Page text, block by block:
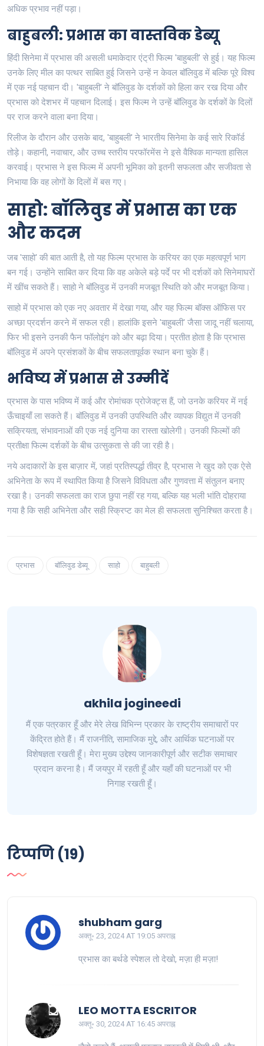
अधिक प्रभाव नहीं पड़ा।
बाहुबली: प्रभास का वास्तविक डेब्यू
हिंदी सिनेमा में प्रभास की असली धमाकेदार एंट्री फिल्म 'बाहुबली' से हुई। यह फिल्म
उनके लिए मील का पत्थर साबित हुई जिसने उन्हें न केवल बॉलिवुड में बल्कि पूरे विश्व
में एक नई पहचान दी। 'बाहुबली' ने बॉलिवुड के दर्शकों को हिला कर रख दिया और
प्रभास को देशभर में पहचान दिलाई। इस फिल्म ने उन्हें बॉलिवुड के दर्शकों के दिलों
पर राज करने वाला बना दिया।
रिलीज के दौरान और उसके बाद, 'बाहुबली' ने भारतीय सिनेमा के कई सारे रिकॉर्ड
तोड़े। कहानी, नवाचार, और उच्च स्तरीय परफॉरमेंस ने इसे वैश्विक मान्यता हासिल
करवाई। प्रभास ने इस फिल्म में अपनी भूमिका को इतनी सफलता और सजीवता से
निभाया कि वह लोगों के दिलों में बस गए।
साहो: बॉलिवुड में प्रभास का एक
और कदम
जब 'साहो' की बात आती है, तो यह फिल्म प्रभास के करियर का एक महत्वपूर्ण भाग
बन गई। उन्होंने साबित कर दिया कि वह अकेले बड़े पर्दे पर भी दर्शकों को सिनेमाघरों
में खींच सकते हैं। साहो ने बॉलिवुड में उनकी मजबूत स्थिति को और मजबूत किया।
साहो में प्रभास को एक नए अवतार में देखा गया, और यह फिल्म बॉक्स ऑफिस पर
अच्छा प्रदर्शन करने में सफल रही। हालांकि इसने 'बाहुबली' जैसा जादू नहीं चलाया,
फिर भी इसने उनकी फैन फॉलोइंग को और बढ़ा दिया। प्रतीत होता है कि प्रभास
बॉलिवुड में अपने प्रसंशकों के बीच सफलतापूर्वक स्थान बना चुके हैं।
भविष्य में प्रभास से उम्मीदें
प्रभास के पास भविष्य में कई और रोमांचक प्रोजेक्ट्स हैं, जो उनके करियर में नई
ऊँचाइयाँ ला सकते हैं। बॉलिवुड में उनकी उपस्थिति और व्यापक विद्युत में उनकी
सक्रियता, संभावनाओं की एक नई दुनिया का रास्ता खोलेगी। उनकी फिल्मों की
प्रतीक्षा फिल्म दर्शकों के बीच उत्सुकता से की जा रही है।
नये अदाकारों के इस बाज़ार में, जहां प्रतिस्पर्द्धा तीव्र है, प्रभास ने खुद को एक ऐसे
अभिनेता के रूप में स्थापित किया है जिसने विविधता और गुणवत्ता में संतुलन बनाए
रखा है। उनकी सफलता का राज छुपा नहीं रह गया, बल्कि यह भली भांति दोहराया
गया है कि सही अभिनेता और सही स्क्रिप्ट का मेल ही सफलता सुनिश्चित करता है।
प्रभास बॉलिवुड डेब्यू साहो बाहुबली
akhila jogineedi
मैं एक पत्रकार हूँ और मेरे लेख विभिन्न प्रकार के राष्ट्रीय समाचारों पर
केंद्रित होते हैं। मैं राजनीति, सामाजिक मुद्दे, और आर्थिक घटनाओं पर
विशेषज्ञता रखती हूँ। मेरा मुख्य उद्देश्य जानकारीपूर्ण और सटीक समाचार
प्रदान करना है। मैं जयपुर में रहती हूँ और यहाँ की घटनाओं पर भी
निगाह रखती हूँ।
टिप्पणि (19)
shubham garg
अक्तू॰ 23, 2024 AT 19:05 अपराह्न
प्रभास का बर्थडे स्पेशल तो देखो, मज़ा ही मज़ा!
LEO MOTTA ESCRITOR
अक्तू॰ 30, 2024 AT 16:45 अपराह्न